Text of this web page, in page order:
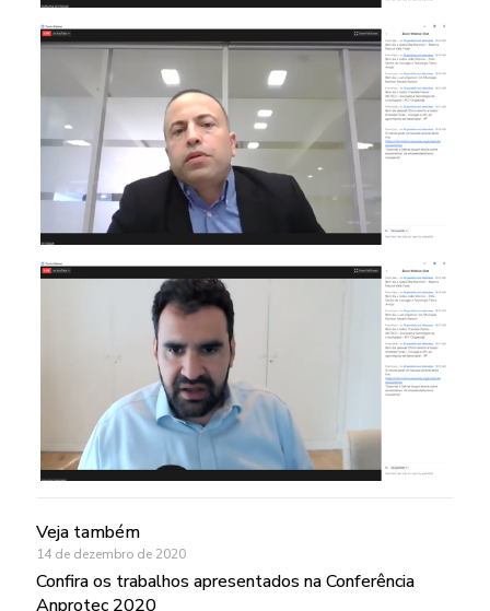
Veja também
14 de dezembro de 2020
Confira os trabalhos apresentados na Conferência
Anprotec 2020